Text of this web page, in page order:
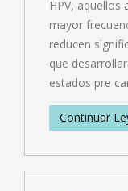
HPV, aquellos
mayor
reducen
que
estados pre
Continuar